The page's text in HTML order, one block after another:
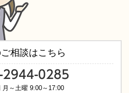
相談はこちら
2944-0285
月～土曜 9:00～17:00